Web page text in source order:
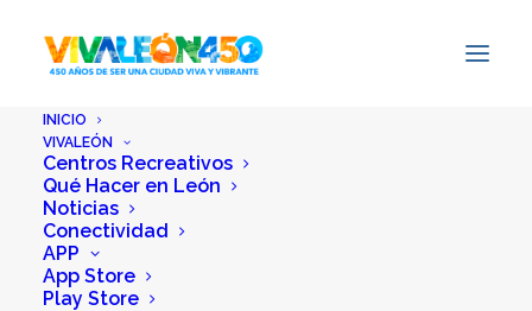
INICIO
VIVALEÓN
Centros Recreativos
Qué Hacer en León
Noticias
Conectividad
APP
App Store
Play Store